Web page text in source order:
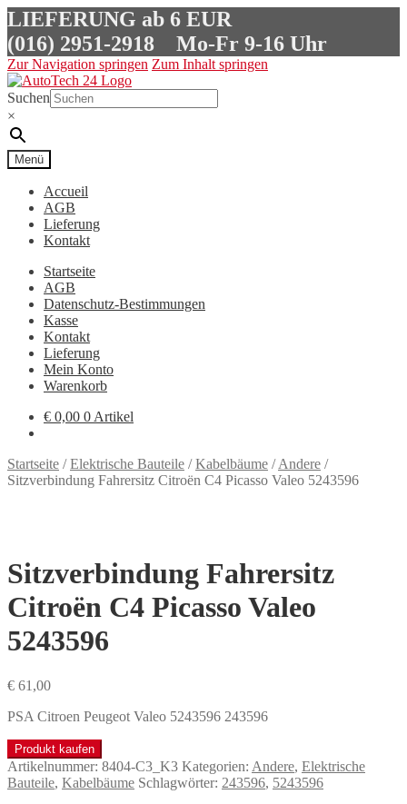
LIEFERUNG ab 6 EUR
(016) 2951-2918 Mo-Fr 9-16 Uhr
Zur Navigation springen Zum Inhalt springen
Suchen
×
Menü
Accueil
AGB
Lieferung
Kontakt
Startseite
AGB
Datenschutz-Bestimmungen
Kasse
Kontakt
Lieferung
Mein Konto
Warenkorb
€ 0,00 0 Artikel
Startseite /Elektrische Bauteile /Kabelbäume /Andere /
Sitzverbindung Fahrersitz Citroën C4 Picasso Valeo 5243596
Sitzverbindung Fahrersitz
Citroën C4 Picasso Valeo
5243596
€ 61,00
PSA Citroen Peugeot Valeo 5243596 243596
Produkt kaufen
Artikelnummer: 8404-C3_K3 Kategorien: Andere, Elektrische
Bauteile, Kabelbäume Schlagwörter: 243596, 5243596